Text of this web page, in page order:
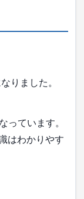
りました。
ています。
はわかりやす